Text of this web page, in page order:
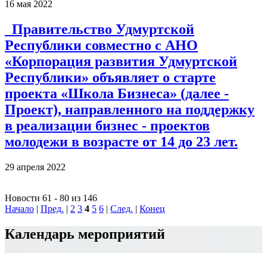
16 мая 2022
Правительство Удмуртской
Республики совместно с АНО
«Корпорация развития Удмуртской
Республики» объявляет о старте
проекта «Школа Бизнеса» (далее -
Проект), направленного на поддержку
в реализации бизнес - проектов
молодежи в возрасте от 14 до 23 лет.
29 апреля 2022
Новости 61 - 80 из 146
Начало | Пред. | 2 3 4 5 6 | След. | Конец
Календарь мероприятий